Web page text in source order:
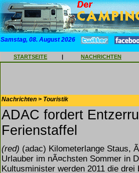
Samstag, 08. August 2026
STARTSEITE | NACHRICHTEN
Nachrichten > Touristik
ADAC fordert
Ferienstaffel
(red) (adac) Kilometerlange Staus,
Urlauber im nÃ¤chsten Sommer in
Kultusminister werden 2011 die